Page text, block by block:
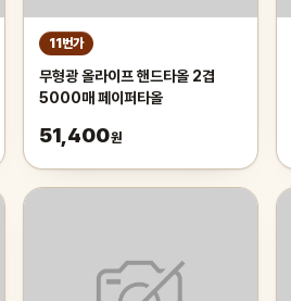
11번가
무형광 올라이프 핸드타올 2겹
5000매 페이퍼타올
51,400원